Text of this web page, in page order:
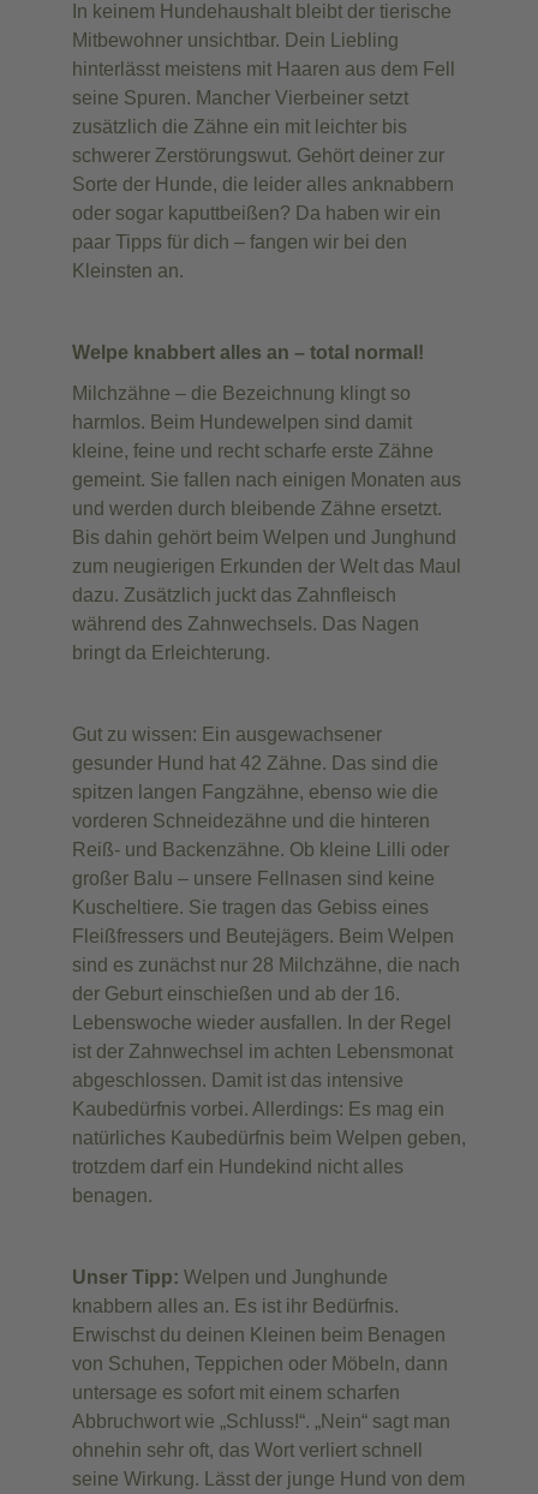
In keinem Hundehaushalt bleibt der tierische
Mitbewohner unsichtbar. Dein Liebling
hinterlässt meistens mit Haaren aus dem Fell
seine Spuren. Mancher Vierbeiner setzt
zusätzlich die Zähne ein mit leichter bis
schwerer Zerstörungswut. Gehört deiner zur
Sorte der Hunde, die leider alles anknabbern
oder sogar kaputtbeißen? Da haben wir ein
paar Tipps für dich – fangen wir bei den
Kleinsten an.
Welpe knabbert alles an – total normal!
Milchzähne – die Bezeichnung klingt so
harmlos. Beim Hundewelpen sind damit
kleine, feine und recht scharfe erste Zähne
gemeint. Sie fallen nach einigen Monaten aus
und werden durch bleibende Zähne ersetzt.
Bis dahin gehört beim Welpen und Junghund
zum neugierigen Erkunden der Welt das Maul
dazu. Zusätzlich juckt das Zahnfleisch
während des Zahnwechsels. Das Nagen
bringt da Erleichterung.
Gut zu wissen: Ein ausgewachsener
gesunder Hund hat 42 Zähne. Das sind die
spitzen langen Fangzähne, ebenso wie die
vorderen Schneidezähne und die hinteren
Reiß- und Backenzähne. Ob kleine Lilli oder
großer Balu – unsere Fellnasen sind keine
Kuscheltiere. Sie tragen das Gebiss eines
Fleißfressers und Beutejägers. Beim Welpen
sind es zunächst nur 28 Milchzähne, die nach
der Geburt einschießen und ab der 16.
Lebenswoche wieder ausfallen. In der Regel
ist der Zahnwechsel im achten Lebensmonat
abgeschlossen. Damit ist das intensive
Kaubedürfnis vorbei. Allerdings: Es mag ein
natürliches Kaubedürfnis beim Welpen geben,
trotzdem darf ein Hundekind nicht alles
benagen.
Unser Tipp: Welpen und Junghunde
knabbern alles an. Es ist ihr Bedürfnis.
Erwischst du deinen Kleinen beim Benagen
von Schuhen, Teppichen oder Möbeln, dann
untersage es sofort mit einem scharfen
Abbruchwort wie „Schluss!“. „Nein“ sagt man
ohnehin sehr oft, das Wort verliert schnell
seine Wirkung. Lässt der junge Hund von dem